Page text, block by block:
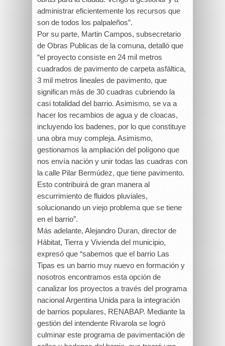
administrar eficientemente los recursos que
son de todos los palpaleños”.
Por su parte, Martin Campos, subsecretario
de Obras Publicas de la comuna, detalló que
“el proyecto consiste en 24 mil metros
cuadrados de pavimento de carpeta asfáltica,
3 mil metros lineales de pavimento, que
significan más de 30 cuadras cubriendo la
casi totalidad del barrio. Asimismo, se va a
hacer los recambios de agua y de cloacas,
incluyendo los badenes, por lo que constituye
una obra muy compleja. Asimismo,
gestionamos la ampliación del polígono que
nos envía nación y unir todas las cuadras con
la calle Pilar Bermúdez, que tiene pavimento.
Esto contribuirá de gran manera al
escurrimiento de fluidos pluviales,
solucionando un viejo problema que se tiene
en el barrio”.
Más adelante, Alejandro Duran, director de
Hábitat, Tierra y Vivienda del municipio,
expresó que “sabemos que el barrio Las
Tipas es un barrio muy nuevo en formación y
nosotros encontramos esta opción de
canalizar los proyectos a través del programa
nacional Argentina Unida para la integración
de barrios populares, RENABAP. Mediante la
gestión del intendente Rivarola se logró
culminar este programa de pavimentación de